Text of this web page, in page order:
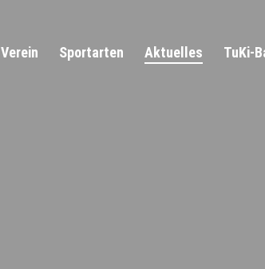
Verein Sportarten Aktuelles TuKi-